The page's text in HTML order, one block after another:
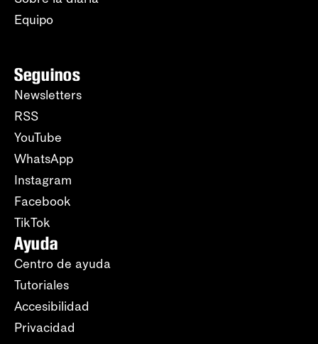
Equipo
Seguinos
Newsletters
RSS
YouTube
WhatsApp
Instagram
Facebook
TikTok
Ayuda
Centro de ayuda
Tutoriales
Accesibilidad
Privacidad